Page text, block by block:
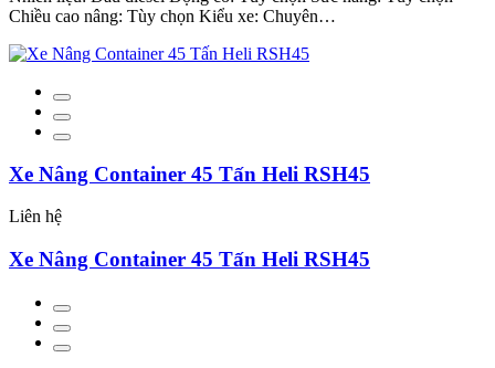
Chiều cao nâng: Tùy chọn Kiểu xe: Chuyên…
Xe Nâng Container 45 Tấn Heli RSH45
Liên hệ
Xe Nâng Container 45 Tấn Heli RSH45